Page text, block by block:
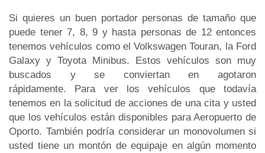
Si quieres un buen portador personas de tamaño que
puede tener 7, 8, 9 y hasta personas de 12 entonces
tenemos vehículos como el Volkswagen Touran, la Ford
Galaxy y Toyota Minibus. Estos vehículos son muy
buscados y se conviertan en agotaron
rápidamente. Para ver los vehículos que todavía
tenemos en la solicitud de acciones de una cita y usted
que los vehículos están disponibles para Aeropuerto de
Oporto. También podría considerar un monovolumen si
usted tiene un montón de equipaje en algún momento